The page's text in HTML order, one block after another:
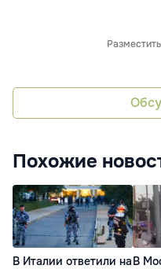
Похожие
В Италии ответили наВ